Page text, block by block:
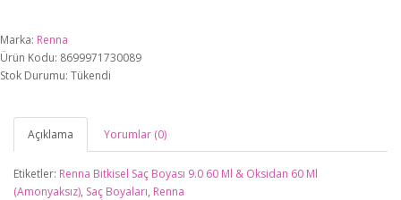
Marka: Renna
Ürün Kodu: 8699971730089
Stok Durumu: Tükendi
Açıklama Yorumlar (0)
Etiketler: Renna Bitkisel Saç Boyası 9.0 60 Ml & Oksidan 60 Ml
(Amonyaksız), Saç Boyaları, Renna